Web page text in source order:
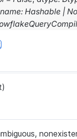
name: Hashable |